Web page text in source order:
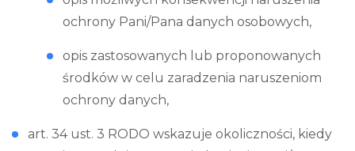
ochrony Pani/Pana danych osobowych,
opis zastosowanych lub proponowanych
środków w celu zaradzenia naruszeniom
ochrony danych,
art. 34 ust. 3 RODO wskazuje okoliczności, kiedy